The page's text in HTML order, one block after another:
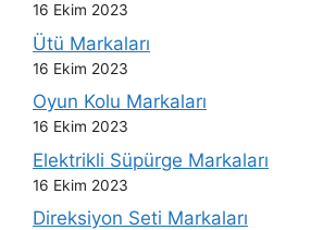
16 Ekim 2023
Ütü Markaları
16 Ekim 2023
Oyun Kolu Markaları
16 Ekim 2023
Elektrikli Süpürge Markaları
16 Ekim 2023
Direksiyon Seti Markaları